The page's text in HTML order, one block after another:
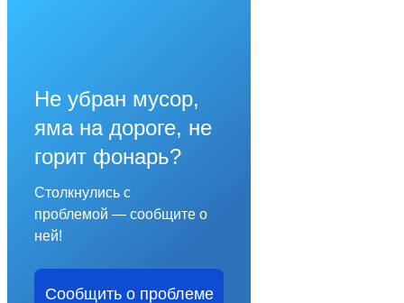
Не убран мусор,
яма на дороге, не
горит фонарь?
Столкнулись с
проблемой — сообщите о
ней!
Сообщить о проблеме